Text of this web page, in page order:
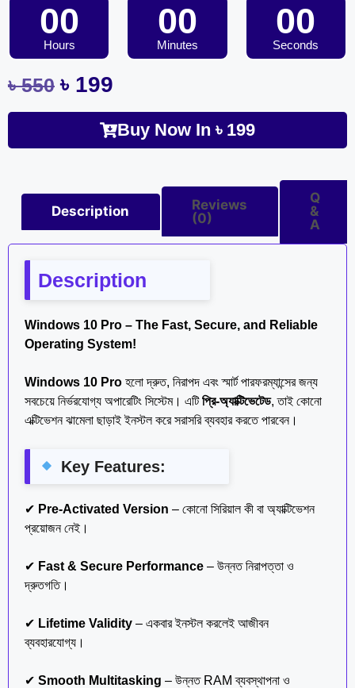
00
Hours
00
Minutes
00
Seconds
৳550 ৳ 199
Buy Now In৳ 199
Description
Reviews
(0)
Q
&
A
Description
Windows 10 Pro – The Fast, Secure, and Reliable
Operating System!
Windows 10 Pro হলো দ্রুত, নিরাপদ এবং স্মার্ট পারফরম্যান্সের জন্য
সবচেয়ে নির্ভরযোগ্য অপারেটিং সিস্টেম। এটিপ্রি-অ্যাক্টিভেটেড, তাই কোনো
এক্টিভেশন ঝামেলা ছাড়াই ইনস্টল করে সরাসরি ব্যবহার করতে পারবেন।
Key Features:
✔ Pre-Activated Version – কোনো সিরিয়াল কী বা অ্যাক্টিভেশন
প্রয়োজন নেই।
✔ Fast & Secure Performance – উন্নত নিরাপত্তা ও
দ্রুতগতি।
✔ Lifetime Validity – একবার ইনস্টল করলেই আজীবন
ব্যবহারযোগ্য।
✔ Smooth Multitasking – উন্নত RAM ব্যবস্থাপনা ও